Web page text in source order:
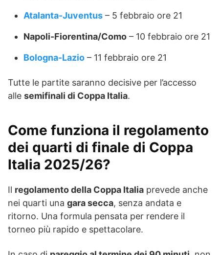
Atalanta-Juventus – 5 febbraio ore 21
Napoli-Fiorentina/Como – 10 febbraio ore 21
Bologna-Lazio – 11 febbraio ore 21
Tutte le partite saranno decisive per l’accesso
alle semifinali di Coppa Italia.
Come funziona il regolamento
dei quarti di finale di Coppa
Italia 2025/26?
Il regolamento della Coppa Italia prevede anche
nei quarti una gara secca, senza andata e
ritorno. Una formula pensata per rendere il
torneo più rapido e spettacolare.